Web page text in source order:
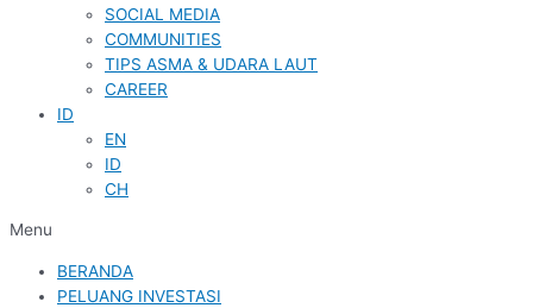
SOCIAL MEDIA
COMMUNITIES
TIPS ASMA & UDARA LAUT
CAREER
ID
EN
ID
CH
Menu
BERANDA
PELUANG INVESTASI